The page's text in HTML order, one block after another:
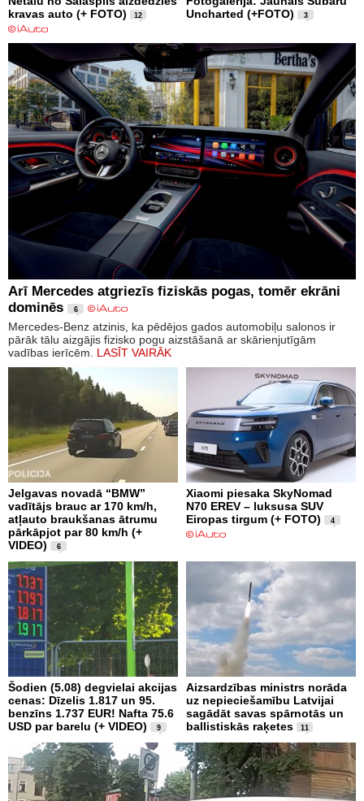
kravas auto (+ FOTO)
12
Uncharted (+FOTO)
3
Arī Mercedes atgriezīs fiziskās pogas, tomēr ekrāni
dominēs
6
Mercedes-Benz atzinis, ka pēdējos gados automobiļu salonos ir
pārāk tālu aizgājis fizisko pogu aizstāšanā ar skārienjutīgām
vadības ierīcēm. LASĪT VAIRĀK
Jelgavas novadā “BMW”
vadītājs brauc ar 170 km/h,
atļauto braukšanas ātrumu
pārkāpjot par 80 km/h (+
VIDEO)
6
Xiaomi piesaka SkyNomad
N70 EREV – luksusa SUV
Eiropas tirgum (+ FOTO)
4
Šodien (5.08) degvielai akcijas
cenas: Dīzelis 1.817 un 95.
benzīns 1.737 EUR! Nafta 75.6
USD par barelu (+ VIDEO)
9
Aizsardzības ministrs norāda
uz nepieciešamību Latvijai
sagādāt savas spārnotās un
ballistiskās raķetes
11